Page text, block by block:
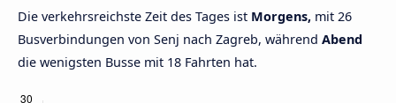
Die verkehrsreichste Zeit des Tages ist Morgens, mit 26
Busverbindungen von Senj nach Zagreb, während Abend
die wenigsten Busse mit 18 Fahrten hat.